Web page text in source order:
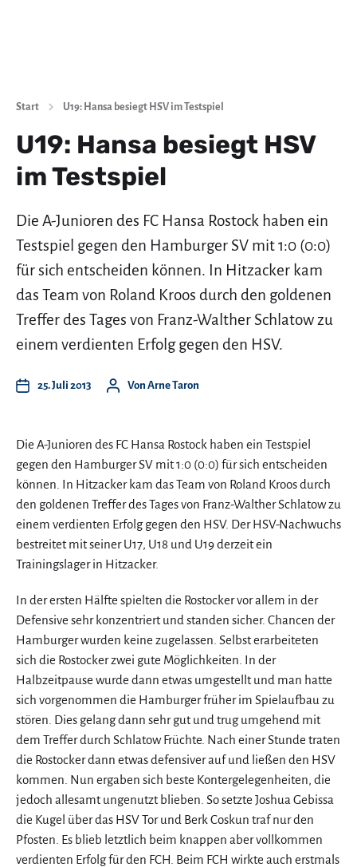
Start U19: Hansa besiegt HSV im Testspiel
U19: Hansa besiegt HSV
im Testspiel
Die A-Junioren des FC Hansa Rostock haben ein
Testspiel gegen den Hamburger SV mit 1:0 (0:0)
für sich entscheiden können. In Hitzacker kam
das Team von Roland Kroos durch den goldenen
Treffer des Tages von Franz-Walther Schlatow zu
einem verdienten Erfolg gegen den HSV.
25. Juli 2013 Von Arne Taron
Die A-Junioren des FC Hansa Rostock haben ein Testspiel
gegen den Hamburger SV mit 1:0 (0:0) für sich entscheiden
können. In Hitzacker kam das Team von Roland Kroos durch
den goldenen Treffer des Tages von Franz-Walther Schlatow zu
einem verdienten Erfolg gegen den HSV. Der HSV-Nachwuchs
bestreitet mit seiner U17, U18 und U19 derzeit ein
Trainingslager in Hitzacker.
In der ersten Hälfte spielten die Rostocker vor allem in der
Defensive sehr konzentriert und standen sicher. Chancen der
Hamburger wurden keine zugelassen. Selbst erarbeiteten
sich die Rostocker zwei gute Möglichkeiten. In der
Halbzeitpause wurde dann etwas umgestellt und man hatte
sich vorgenommen die Hamburger früher im Spielaufbau zu
stören. Dies gelang dann sehr gut und trug umgehend mit
dem Treffer durch Schlatow Früchte. Nach einer Stunde traten
die Rostocker dann etwas defensiver auf und ließen den HSV
kommen. Nun ergaben sich beste Kontergelegenheiten, die
jedoch allesamt ungenutzt blieben. So setzte Joshua Gebissa
die Kugel über das HSV Tor und Berk Coskun traf nur den
Pfosten. Es blieb letztlich beim knappen aber vollkommen
verdienten Erfolg für den FCH. Beim FCH wirkte auch erstmals